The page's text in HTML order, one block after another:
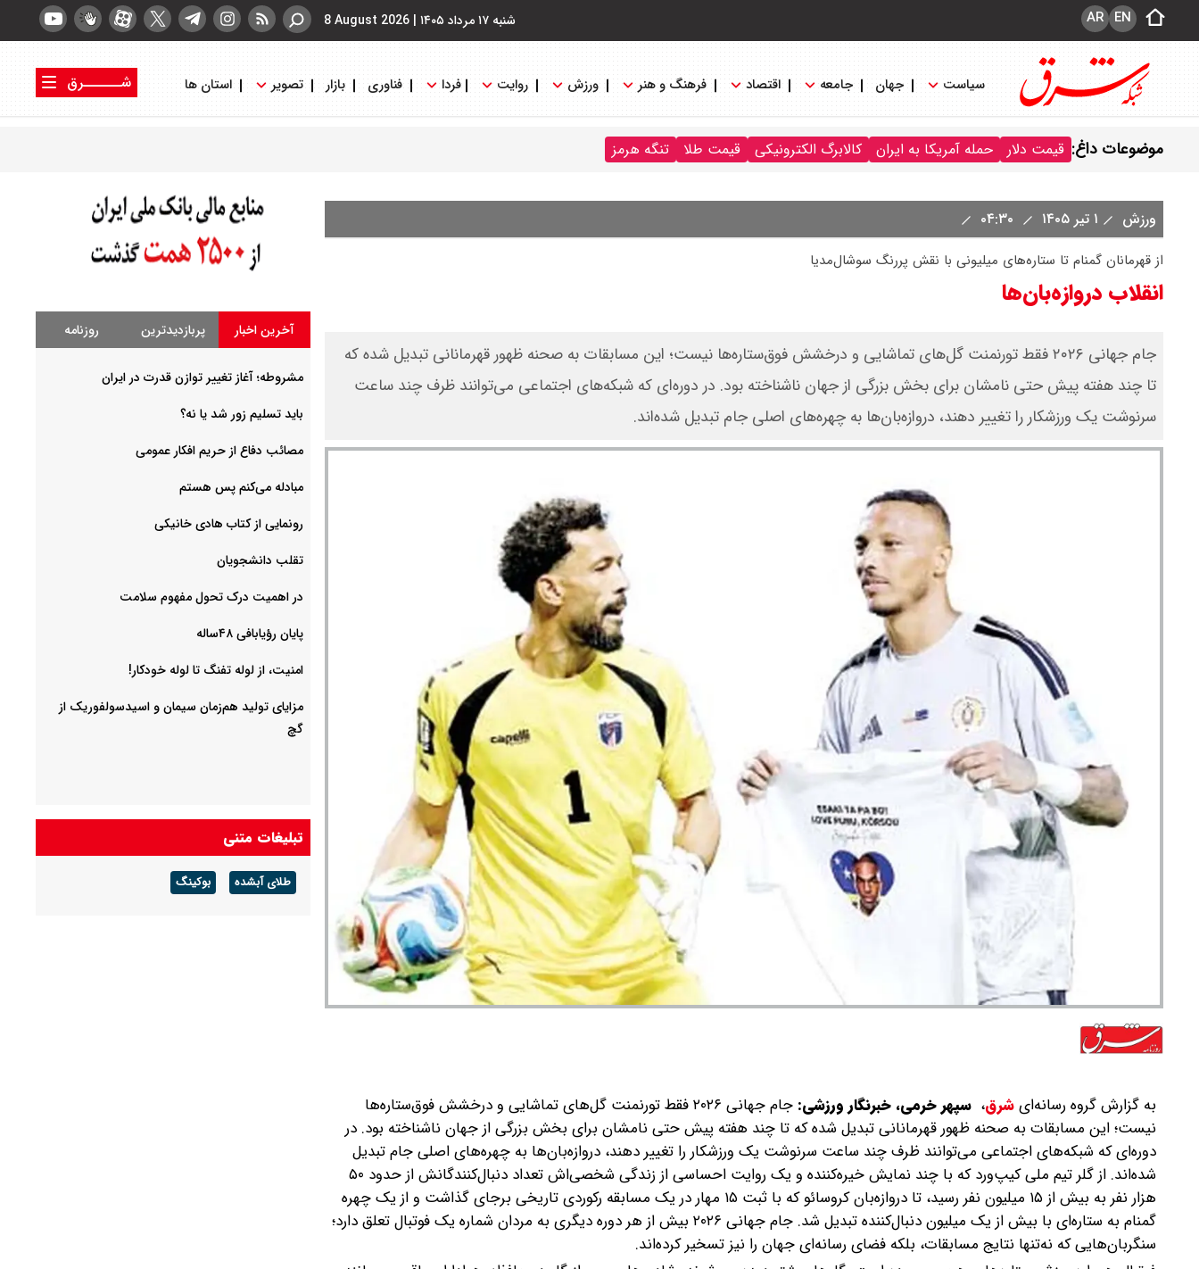
شنبه ۱۷ مرداد ۱۴۰۵ |
8 August 2026 EN
AR
سیاست جهان جامعه اقتصاد فرهنگ و هنر ورزش روایت فردا فناوری بازار تصویر استان ها
شــــــرق
موضوعات داغ: قیمت دلار حمله آمریکا به ایران کالابرگ الکترونیکی قیمت طلا تنگه هرمز
ورزش ۱ تیر ۱۴۰۵
از قهرمانان گمنام تا ستاره‌های میلیونی با نقش پررنگ سوشال‌مدیا
انقلاب دروازه‌بان‌ها
جام جهانی ۲۰۲۶ فقط تورنمنت گل‌های تماشایی و درخشش فوق‌ستاره‌ها نیست؛ این مسابقات به صحنه ظهور قهرمانانی تبدیل شده که
تا چند هفته پیش حتی نامشان برای بخش بزرگی از جهان ناشناخته بود. در دوره‌ای که شبکه‌های اجتماعی می‌توانند ظرف چند ساعت
سرنوشت یک ورزشکار را تغییر دهند، دروازه‌بان‌ها به چهره‌های اصلی جام تبدیل شده‌اند.
به گزارش گروه رسانه‌ایشرق، سپهر خرمی، خبرنگار ورزشی:
جام جهانی ۲۰۲۶ فقط تورنمنت گل‌های تماشایی و درخشش فوق‌ستاره‌ها
نیست؛ این مسابقات به صحنه ظهور قهرمانانی تبدیل شده که تا چند هفته پیش حتی نامشان برای بخش بزرگی از جهان ناشناخته بود. در
دوره‌ای که شبکه‌های اجتماعی می‌توانند ظرف چند ساعت سرنوشت یک ورزشکار را تغییر دهند، دروازه‌بان‌ها به چهره‌های اصلی جام تبدیل
شده‌اند. از گلر تیم ملی کیپ‌ورد که با چند نمایش خیره‌کننده و یک روایت احساسی از زندگی شخصی‌اش تعداد دنبال‌کنندگانش از حدود ۵۰
هزار نفر به بیش از ۱۵ میلیون نفر رسید، تا دروازه‌بان کروسائو که با ثبت ۱۵ مهار در یک مسابقه رکوردی تاریخی برجای گذاشت و از یک چهره
گمنام به ستاره‌ای با بیش از یک میلیون دنبال‌کننده تبدیل شد. جام جهانی ۲۰۲۶ بیش از هر دوره دیگری به مردان شماره یک فوتبال تعلق دارد؛
سنگربان‌هایی که نه‌تنها نتایج مسابقات، بلکه فضای رسانه‌ای جهان را نیز تسخیر کرده‌اند.
آخرین اخبار پربازدیدترین روزنامه
مشروطه؛ آغاز تغییر توازن قدرت در ایران
باید تسلیم زور شد یا نه؟
مصائب دفاع از حریم افکار عمومی
مبادله می‌کنم پس هستم
رونمایی از کتاب هادی خانیکی
‌تقلب دانشجویان
در اهمیت درک تحول مفهوم سلامت
پایان رؤیابافی ۴۸ساله
امنیت، از لوله تفنگ تا ‌لوله خودکار!
مزایای تولید هم‌زمان سیمان و اسیدسولفوریک از
گچ
تبلیغات متنی
طلای آبشده بوکینگ